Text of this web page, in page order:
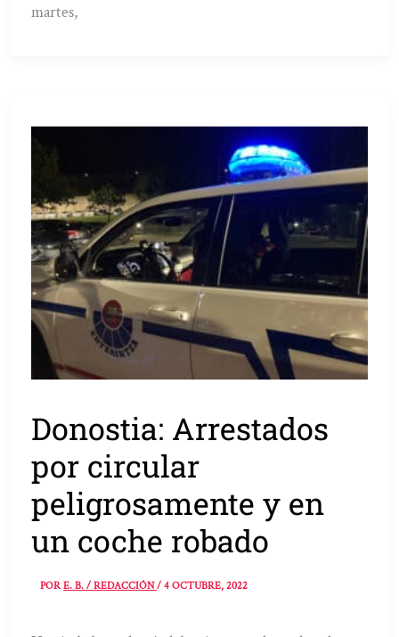
martes,
Donostia: Arrestados
por circular
peligrosamente y en
un coche robado
PORE. B. / REDACCIÓN/4 OCTUBRE, 2022